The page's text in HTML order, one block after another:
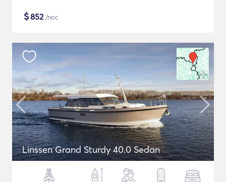
$852/noc
Linssen Grand Sturdy 40.0 Sedan